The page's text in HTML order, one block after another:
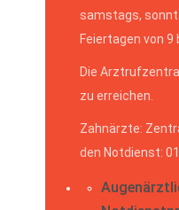
samstags,
Feiertagen von
Die
zu erreichen.
Zahnärzte:
den Notdienst: